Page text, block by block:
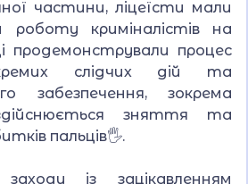
частини, ліцеїсти мали
роботу криміналістів на
продемонстрували процес
слідчих дій та
забезпечення, зокрема
зняття та
пальців🖐.
із зацікавленням